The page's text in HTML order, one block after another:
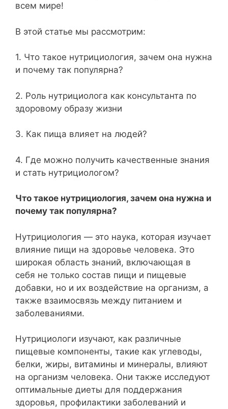
всем мире!
В этой статье мы рассмотрим:
1. Что такое нутрициология, зачем она нужна
и почему так популярна?
2. Роль нутрициолога как консультанта по
здоровому образу жизни
3. Как пища влияет на людей?
4. Где можно получить качественные знания
и стать нутрициологом?
Что такое нутрициология, зачем она нужна и
почему так популярна?
Нутрициология — это наука, которая изучает
влияние пищи на здоровье человека. Это
широкая область знаний, включающая в
себя не только состав пищи и пищевые
добавки, но и их воздействие на организм, а
также взаимосвязь между питанием и
заболеваниями.
Нутрициологи изучают, как различные
пищевые компоненты, такие как углеводы,
белки, жиры, витамины и минералы, влияют
на организм человека. Они также исследуют
оптимальные диеты для поддержания
здоровья, профилактики заболеваний и